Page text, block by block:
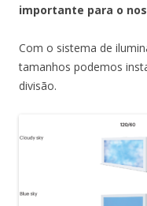
importante para o
Com o sistema de
tamanhos podemos
divisão.